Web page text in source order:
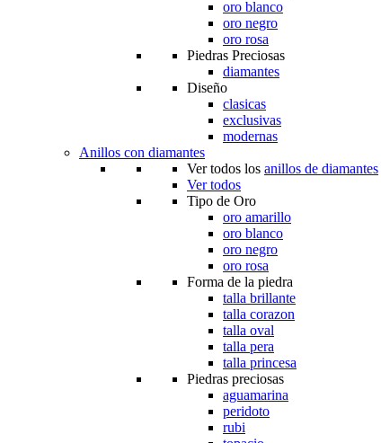
oro blanco
oro negro
oro rosa
Piedras Preciosas
diamantes
Diseño
clasicas
exclusivas
modernas
Anillos con diamantes
Ver todos los anillos de diamantes
Ver todos
Tipo de Oro
oro amarillo
oro blanco
oro negro
oro rosa
Forma de la piedra
talla brillante
talla corazon
talla oval
talla pera
talla princesa
Piedras preciosas
aguamarina
peridoto
rubi